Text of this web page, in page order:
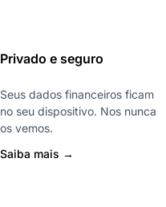
Privado e seguro
Seus dados financeiros ficam
no seu dispositivo. Nos nunca
os vemos.
Saiba mais →